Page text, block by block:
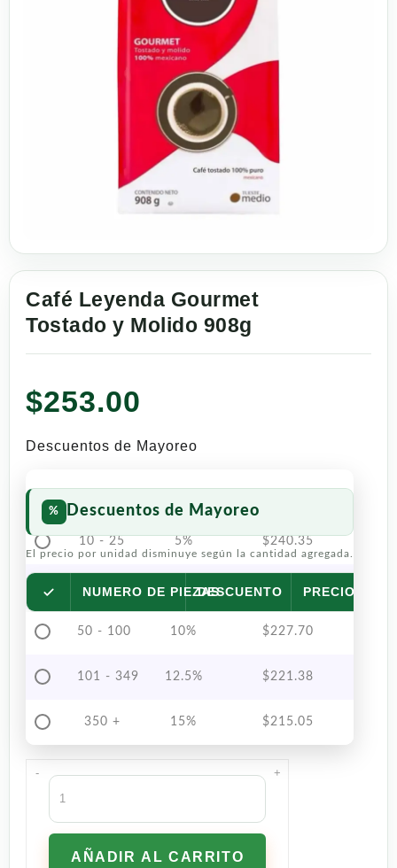
Café Leyenda Gourmet
Tostado y Molido 908g
$253.00
Descuentos de Mayoreo
Descuentos de Mayoreo
El precio por unidad disminuye según la cantidad agregada.
NUMERO DE PIEZASDESCUENTO PRECIO POR
10 - 25 5% $240.35
26 - 49 7.5% $234.03
50 - 100 10% $227.70
101 - 349 12.5% $221.38
350 + 15% $215.05
-
Café
Leyenda
Gourmet
Tostado
AÑADIR AL CARRITO
+